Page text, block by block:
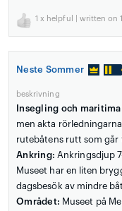
1 x helpful | written on
Neste Sommer
beskrivning
Insegling och
men akta
rutebåtens rutt som går
Ankring: Ankringsdjup
Museet har en liten
dagsbesök av mindre
Området: Museet på